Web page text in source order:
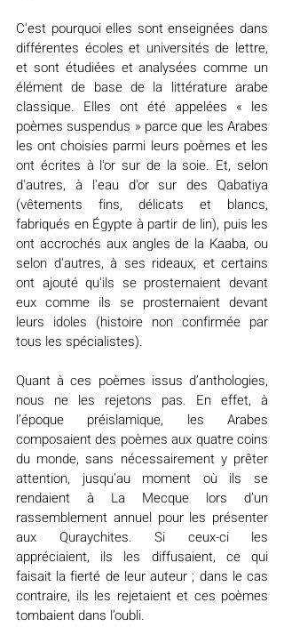
C'est pourquoi elles sont enseignées dans
différentes écoles et universités de lettre,
et sont étudiées et analysées comme un
élément de base de la littérature arabe
classique. Elles ont été appelées « les
poèmes suspendus » parce que les Arabes
les ont choisies parmi leurs poèmes et les
ont écrites à l'or sur de la soie. Et, selon
d'autres, à l'eau d'or sur des Qabatiya
(vêtements fins, délicats et blancs,
fabriqués en Égypte à partir de lin), puis les
ont accrochés aux angles de la Kaaba, ou
selon d'autres, à ses rideaux, et certains
ont ajouté qu'ils se prosternaient devant
eux comme ils se prosternaient devant
leurs idoles (histoire non confirmée par
tous les spécialistes).
Quant à ces poèmes issus d’anthologies,
nous ne les rejetons pas. En effet, à
l’époque préislamique, les Arabes
composaient des poèmes aux quatre coins
du monde, sans nécessairement y prêter
attention, jusqu’au moment où ils se
rendaient à La Mecque lors d’un
rassemblement annuel pour les présenter
aux Quraychites. Si ceux-ci les
appréciaient, ils les diffusaient, ce qui
faisait la fierté de leur auteur ; dans le cas
contraire, ils les rejetaient et ces poèmes
tombaient dans l’oubli.